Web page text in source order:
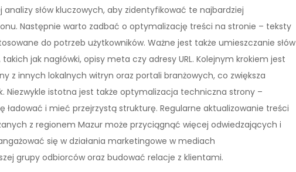
słów kluczowych, aby zidentyfikować te najbardziej
Następnie warto zadbać o optymalizację treści na stronie – teksty
do potrzeb użytkowników. Ważne jest także umieszczanie słów
jak nagłówki, opisy meta czy adresy URL. Kolejnym krokiem jest
z innych lokalnych witryn oraz portali branżowych, co zwiększa
Niezwykle istotna jest także optymalizacja techniczna strony –
ładować i mieć przejrzystą strukturę. Regularne aktualizowanie treści
z regionem Mazur może przyciągnąć więcej odwiedzających i
się w działania marketingowe w mediach
grupy odbiorców oraz budować relacje z klientami.